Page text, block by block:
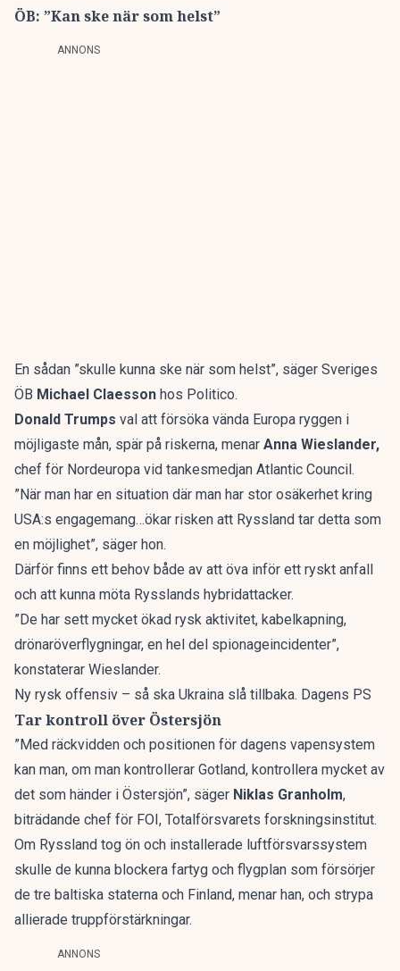
ÖB: ”Kan ske när som helst”
ANNONS
En sådan ”skulle kunna ske när som helst”, säger Sveriges
ÖB Michael Claesson hos Politico.
Donald Trumps val att försöka vända Europa ryggen i
möjligaste mån, spär på riskerna, menar Anna Wieslander,
chef för Nordeuropa vid tankesmedjan Atlantic Council.
”När man har en situation där man har stor osäkerhet kring
USA:s engagemang…ökar risken att Ryssland tar detta som
en möjlighet”, säger hon.
Därför finns ett behov både av att öva inför ett ryskt anfall
och att kunna möta Rysslands hybridattacker.
”De har sett mycket ökad rysk aktivitet, kabelkapning,
drönaröverflygningar, en hel del spionageincidenter”,
konstaterar Wieslander.
Ny rysk offensiv – så ska Ukraina slå tillbaka. Dagens PS
Tar kontroll över Östersjön
”Med räckvidden och positionen för dagens vapensystem
kan man, om man kontrollerar Gotland, kontrollera mycket av
det som händer i Östersjön”, säger Niklas Granholm,
biträdande chef för FOI, Totalförsvarets forskningsinstitut.
Om Ryssland tog ön och installerade luftförsvarssystem
skulle de kunna blockera fartyg och flygplan som försörjer
de tre baltiska staterna och Finland, menar han, och strypa
allierade truppförstärkningar.
ANNONS